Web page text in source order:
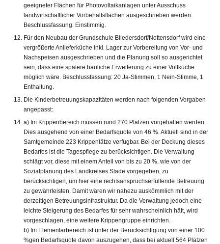
geeigneter Flächen für Photovoltaikanlagen unter Ausschuss
landwirtschaftlicher Vorbehaltsflächen ausgeschrieben werden.
Beschlussfassung: Einstimmig.
Für den Neubau der Grundschule Bliedersdorf/Nottensdorf wird eine
vergrößerte Anlieferküche inkl. Lager zur Vorbereitung von Vor- und
Nachspeisen ausgeschrieben und die Planung soll so ausgerichtet
sein, dass eine spätere bauliche Erweiterung zu einer Vollküche
möglich wäre. Beschlussfassung: 20 Ja-Stimmen, 1 Nein-Stimme, 1
Enthaltung.
Die Kinderbetreuungskapazitäten werden nach folgenden Vorgaben
angepasst:
a) Im Krippenbereich müssen rund 270 Plätzen vorgehalten werden.
Dies ausgehend von einer Bedarfsquote von 46 %. Aktuell sind in der
Samtgemeinde 223 Krippenlätze verfügbar. Bei der Deckung dieses
Bedarfes ist die Tagespflege zu berücksichtigen. Die Verwaltung
schlägt vor, diese mit einem Anteil von bis zu 20 %, wie von der
Sozialplanung des Landkreises Stade vorgegeben, zu
berücksichtigen, um hier eine rechtsanspruchserfüllende Betreuung
zu gewährleisten. Damit wären wir nahezu auskömmlich mit der
derzeitigen Betreuungsinfrastruktur. Da die Verwaltung jedoch eine
leichte Steigerung des Bedarfes für sehr wahrscheinlich hält, wird
vorgeschlagen, eine weitere Krippengruppe einrichten.
b) Im Elementarbereich ist unter der Berücksichtigung von einer 100
%gen Bedarfsquote davon auszugehen, dass bei aktuell 564 Plätzen